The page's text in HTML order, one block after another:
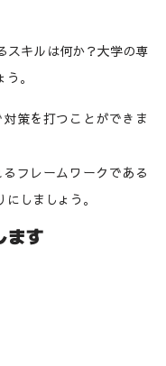
スキルは何か？大学の専
。
策を打つことができま
フレームワークである
しましょう。
ます